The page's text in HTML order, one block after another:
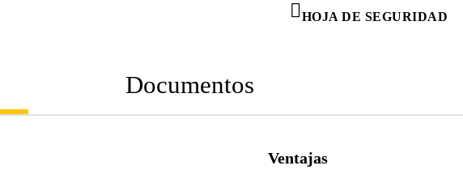
HOJA DE SEGURIDAD
Documentos
Ventajas